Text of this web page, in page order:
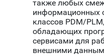
также любых
информационных
классов PDM/
обладающих
сервисами для
внешними